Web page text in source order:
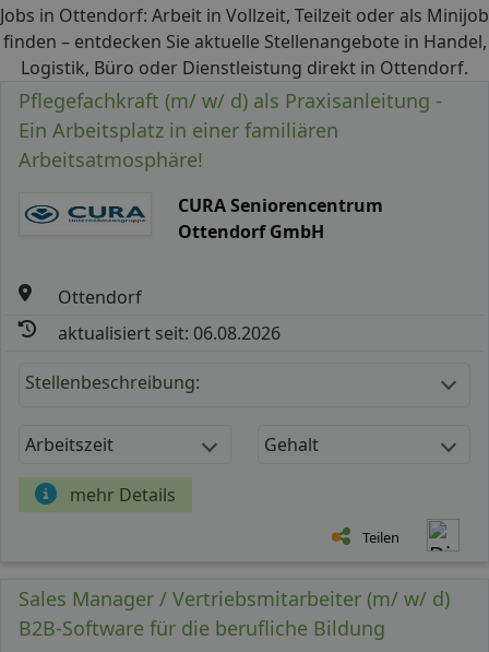
Jobs in Ottendorf: Arbeit in Vollzeit, Teilzeit oder als Minijob
finden – entdecken Sie aktuelle Stellenangebote in Handel,
Logistik, Büro oder Dienstleistung direkt in Ottendorf.
Pflegefachkraft (m/ w/ d) als Praxisanleitung -
Ein Arbeitsplatz in einer familiären
Arbeitsatmosphäre!
CURA Seniorencentrum
Ottendorf GmbH
Ottendorf
aktualisiert seit: 06.08.2026
Stellenbeschreibung:
Arbeitszeit Gehalt
mehr Details
Teilen
Sales Manager / Vertriebsmitarbeiter (m/ w/ d)
B2B-Software für die berufliche Bildung